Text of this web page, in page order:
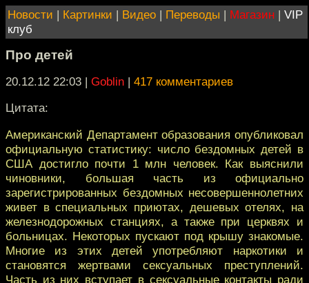
Новости | Картинки | Видео | Переводы | Магазин | VIP
клуб
Про детей
20.12.12 22:03 | Goblin | 417 комментариев
Цитата:
Американский Департамент образования опубликовал
официальную статистику: число бездомных детей в
США достигло почти 1 млн человек. Как выяснили
чиновники, большая часть из официально
зарегистрированных бездомных несовершеннолетних
живет в специальных приютах, дешевых отелях, на
железнодорожных станциях, а также при церквях и
больницах. Некоторых пускают под крышу знакомые.
Многие из этих детей употребляют наркотики и
становятся жертвами сексуальных преступлений.
Часть из них вступает в сексуальные контакты ради